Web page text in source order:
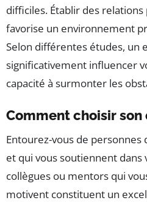
difficiles. Établir des
favorise un environnement
Selon différentes études, un
significativement influencer
capacité à surmonter les
Comment choisir son
Entourez-vous de personnes
et qui vous soutiennent dans
collègues ou mentors qui
motivent constituent un